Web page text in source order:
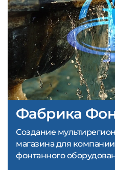
Фабрика
Создание
магазина для
фонтанного